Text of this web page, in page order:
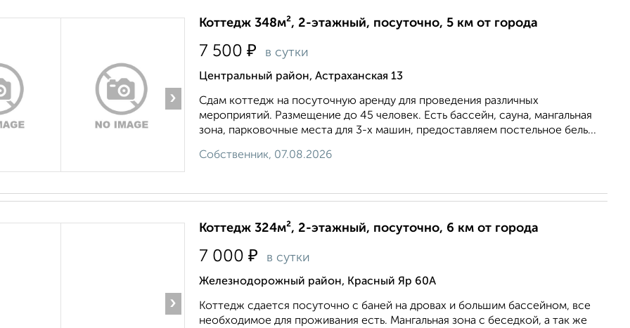
›
Коттедж 348м², 2-этажный, посуточно, 5 км от города
7 500 ₽ в сутки
Центральный район, Астраханская 13
Сдам коттедж на посуточную аренду для проведения различных
мероприятий. Размещение до 45 человек. Есть бассейн, сауна, мангальная
зона, парковочные места для 3-х машин, предоставляем постельное бель...
Собственник, 07.08.2026
›
Коттедж 324м², 2-этажный, посуточно, 6 км от города
7 000 ₽ в сутки
Железнодорожный район, Красный Яр 60А
Коттедж сдается посуточно с баней на дровах и большим бассейном, все
необходимое для проживания есть. Мангальная зона с беседкой, а так же